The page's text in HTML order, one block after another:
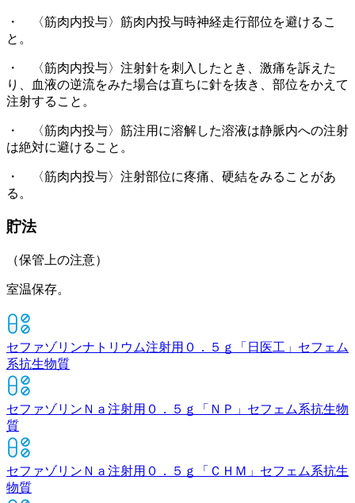
・ 〈筋肉内投与〉筋肉内投与時神経走行部位を避けるこ
と。
・ 〈筋肉内投与〉注射針を刺入したとき、激痛を訴えた
り、血液の逆流をみた場合は直ちに針を抜き、部位をかえて
注射すること。
・ 〈筋肉内投与〉筋注用に溶解した溶液は静脈内への注射
は絶対に避けること。
・ 〈筋肉内投与〉注射部位に疼痛、硬結をみることがあ
る。
貯法
（保管上の注意）
室温保存。
セファゾリンナトリウム注射用０．５ｇ「日医工」 セフェム
系抗生物質
セファゾリンＮａ注射用０．５ｇ「ＮＰ」 セフェム系抗生物
質
セファゾリンＮａ注射用０．５ｇ「ＣＨＭ」 セフェム系抗生
物質